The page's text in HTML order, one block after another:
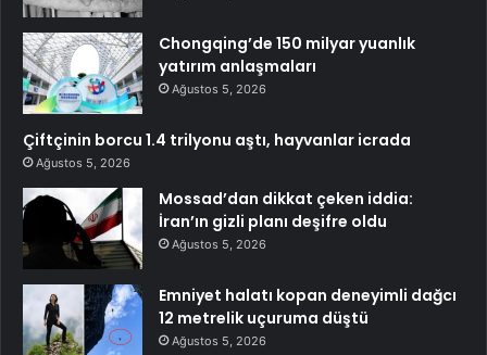
Chongqing’de 150 milyar yuanlık
yatırım anlaşmaları
Ağustos 5, 2026
Çiftçinin borcu 1.4 trilyonu aştı, hayvanlar icrada
Ağustos 5, 2026
Mossad’dan dikkat çeken iddia:
İran’ın gizli planı deşifre oldu
Ağustos 5, 2026
Emniyet halatı kopan deneyimli dağcı
12 metrelik uçuruma düştü
Ağustos 5, 2026